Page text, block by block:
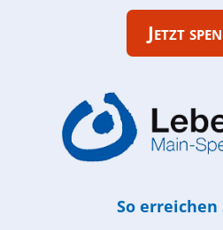
Jetzt
So erreichen